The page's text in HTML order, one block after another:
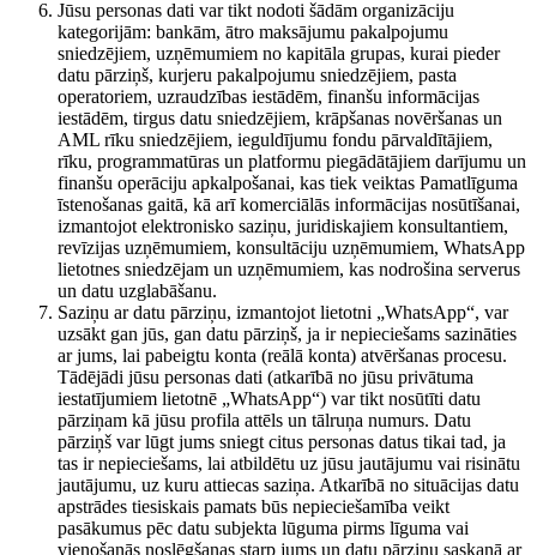
Jūsu personas dati var tikt nodoti šādām organizāciju
kategorijām: bankām, ātro maksājumu pakalpojumu
sniedzējiem, uzņēmumiem no kapitāla grupas, kurai pieder
datu pārziņš, kurjeru pakalpojumu sniedzējiem, pasta
operatoriem, uzraudzības iestādēm, finanšu informācijas
iestādēm, tirgus datu sniedzējiem, krāpšanas novēršanas un
AML rīku sniedzējiem, ieguldījumu fondu pārvaldītājiem,
rīku, programmatūras un platformu piegādātājiem darījumu un
finanšu operāciju apkalpošanai, kas tiek veiktas Pamatlīguma
īstenošanas gaitā, kā arī komerciālās informācijas nosūtīšanai,
izmantojot elektronisko saziņu, juridiskajiem konsultantiem,
revīzijas uzņēmumiem, konsultāciju uzņēmumiem, WhatsApp
lietotnes sniedzējam un uzņēmumiem, kas nodrošina serverus
un datu uzglabāšanu.
Saziņu ar datu pārziņu, izmantojot lietotni „WhatsApp“, var
uzsākt gan jūs, gan datu pārziņš, ja ir nepieciešams sazināties
ar jums, lai pabeigtu konta (reālā konta) atvēršanas procesu.
Tādējādi jūsu personas dati (atkarībā no jūsu privātuma
iestatījumiem lietotnē „WhatsApp“) var tikt nosūtīti datu
pārziņam kā jūsu profila attēls un tālruņa numurs. Datu
pārziņš var lūgt jums sniegt citus personas datus tikai tad, ja
tas ir nepieciešams, lai atbildētu uz jūsu jautājumu vai risinātu
jautājumu, uz kuru attiecas saziņa. Atkarībā no situācijas datu
apstrādes tiesiskais pamats būs nepieciešamība veikt
pasākumus pēc datu subjekta lūguma pirms līguma vai
vienošanās noslēgšanas starp jums un datu pārziņu saskaņā ar